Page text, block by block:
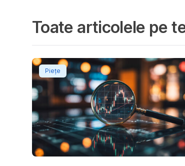
Toate articolele pe
Piețe
Piețele bursiere la jumătatea anului: